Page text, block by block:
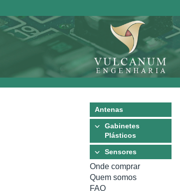
Antenas
Gabinetes
Plásticos
Sensores
Onde comprar
Quem somos
FAQ